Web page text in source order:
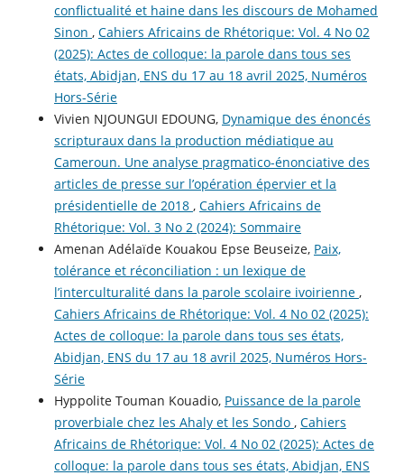
conflictualité et haine dans les discours de Mohamed
Sinon , Cahiers Africains de Rhétorique: Vol. 4 No 02
(2025): Actes de colloque: la parole dans tous ses
états, Abidjan, ENS du 17 au 18 avril 2025, Numéros
Hors-Série
Vivien NJOUNGUI EDOUNG, Dynamique des énoncés
scripturaux dans la production médiatique au
Cameroun. Une analyse pragmatico-énonciative des
articles de presse sur l’opération épervier et la
présidentielle de 2018 , Cahiers Africains de
Rhétorique: Vol. 3 No 2 (2024): Sommaire
Amenan Adélaïde Kouakou Epse Beuseize, Paix,
tolérance et réconciliation : un lexique de
l’interculturalité dans la parole scolaire ivoirienne ,
Cahiers Africains de Rhétorique: Vol. 4 No 02 (2025):
Actes de colloque: la parole dans tous ses états,
Abidjan, ENS du 17 au 18 avril 2025, Numéros Hors-
Série
Hyppolite Touman Kouadio, Puissance de la parole
proverbiale chez les Ahaly et les Sondo , Cahiers
Africains de Rhétorique: Vol. 4 No 02 (2025): Actes de
colloque: la parole dans tous ses états, Abidjan, ENS